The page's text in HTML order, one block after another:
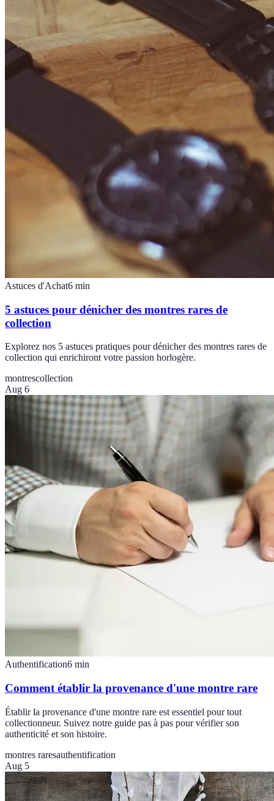
Astuces d'Achat6 min
5 astuces pour dénicher des montres rares de
collection
Explorez nos 5 astuces pratiques pour dénicher des montres rares de
collection qui enrichiront votre passion horlogère.
montrescollection
Aug 6
Authentification6 min
Comment établir la provenance d'une montre rare
Établir la provenance d'une montre rare est essentiel pour tout
collectionneur. Suivez notre guide pas à pas pour vérifier son
authenticité et son histoire.
montres raresauthentification
Aug 5